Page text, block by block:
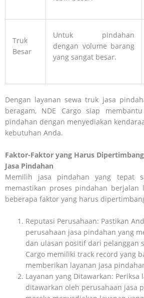
Truk
Besar
Untuk pindahan
dengan volume barang
yang sangat besar.
Dengan layanan sewa truk jasa
beragam, NDE Cargo siap
pindahan dengan menyediakan
kebutuhan Anda.
Faktor-Faktor yang Harus
Jasa Pindahan
Memilih jasa pindahan yang tepat
memastikan proses pindahan berjalan
beberapa faktor yang harus
Reputasi Perusahaan: Pastikan
perusahaan jasa pindahan yang
dan ulasan positif dari pelanggan
Cargo memiliki track record yang
memberikan layanan jasa
Layanan yang Ditawarkan: Periksa
ditawarkan oleh perusahaan jasa